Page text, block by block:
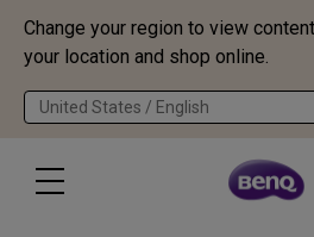
Change your region to view
your location and shop online.
United States / English